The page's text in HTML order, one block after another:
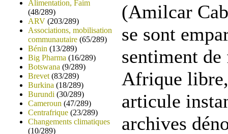
Alimentation, Faim
(48/289)
ARV (203/289)
Associations, mobilisation
communautaire (65/289)
Bénin (13/289)
Big Pharma (16/289)
Botswana (9/289)
Brevet (83/289)
Burkina (18/289)
Burundi (30/289)
Cameroun (47/289)
Centrafrique (23/289)
Changements climatiques
(10/289)
(Amilcar
se sont
sentiment de
Afrique
articule
archives